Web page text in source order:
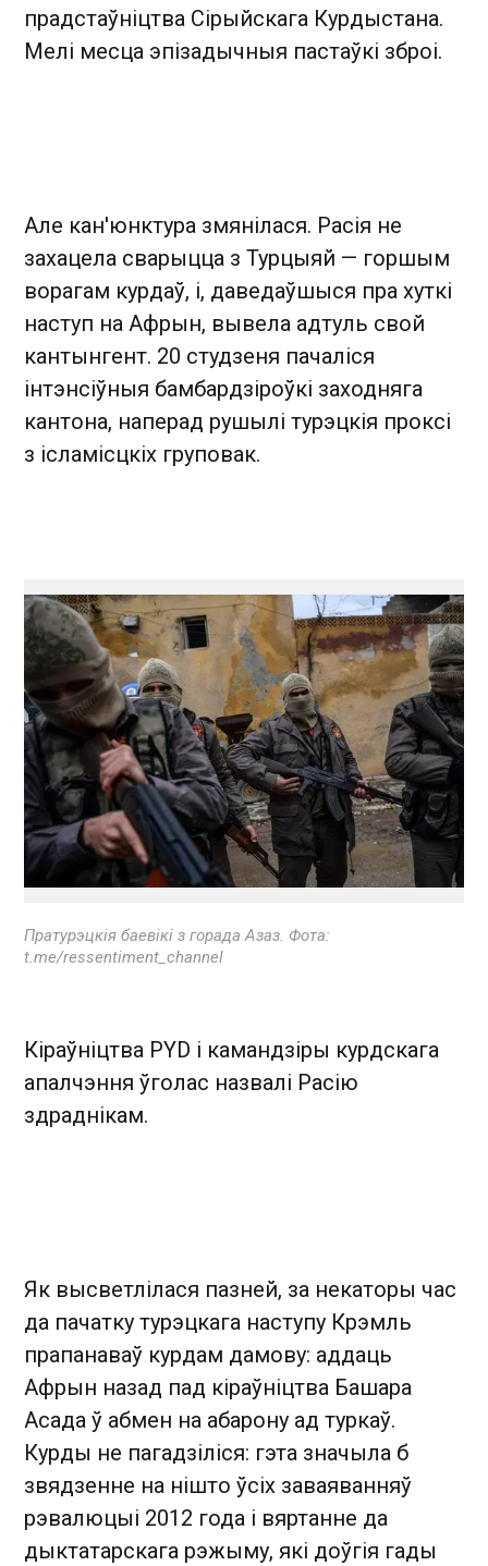
прадстаўніцтва Сірыйскага Курдыстана.
Мелі месца эпізадычныя пастаўкі зброі.
Але кан'юнктура змянілася. Расія не
захацела сварыцца з Турцыяй — горшым
ворагам курдаў, і, даведаўшыся пра хуткі
наступ на Афрын, вывела адтуль свой
кантынгент. 20 студзеня пачаліся
інтэнсіўныя бамбардзіроўкі заходняга
кантона, наперад рушылі турэцкія проксі
з ісламісцкіх груповак.
Пратурэцкія баевікі з горада Азаз. Фота:
t.me/ressentiment_channel
Кіраўніцтва PYD і камандзіры курдскага
апалчэння ўголас назвалі Расію
здраднікам.
Як высветлілася пазней, за некаторы час
да пачатку турэцкага наступу Крэмль
прапанаваў курдам дамову: аддаць
Афрын назад пад кіраўніцтва Башара
Асада ў абмен на абарону ад туркаў.
Курды не пагадзіліся: гэта значыла б
звядзенне на нішто ўсіх заваяванняў
рэвалюцыі 2012 года і вяртанне да
дыктатарскага рэжыму, які доўгія гады